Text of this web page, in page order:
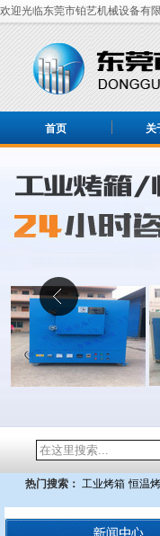
欢迎光临东莞市铂艺机械设备有
首页 关
热门搜索： 工业烤箱 恒温